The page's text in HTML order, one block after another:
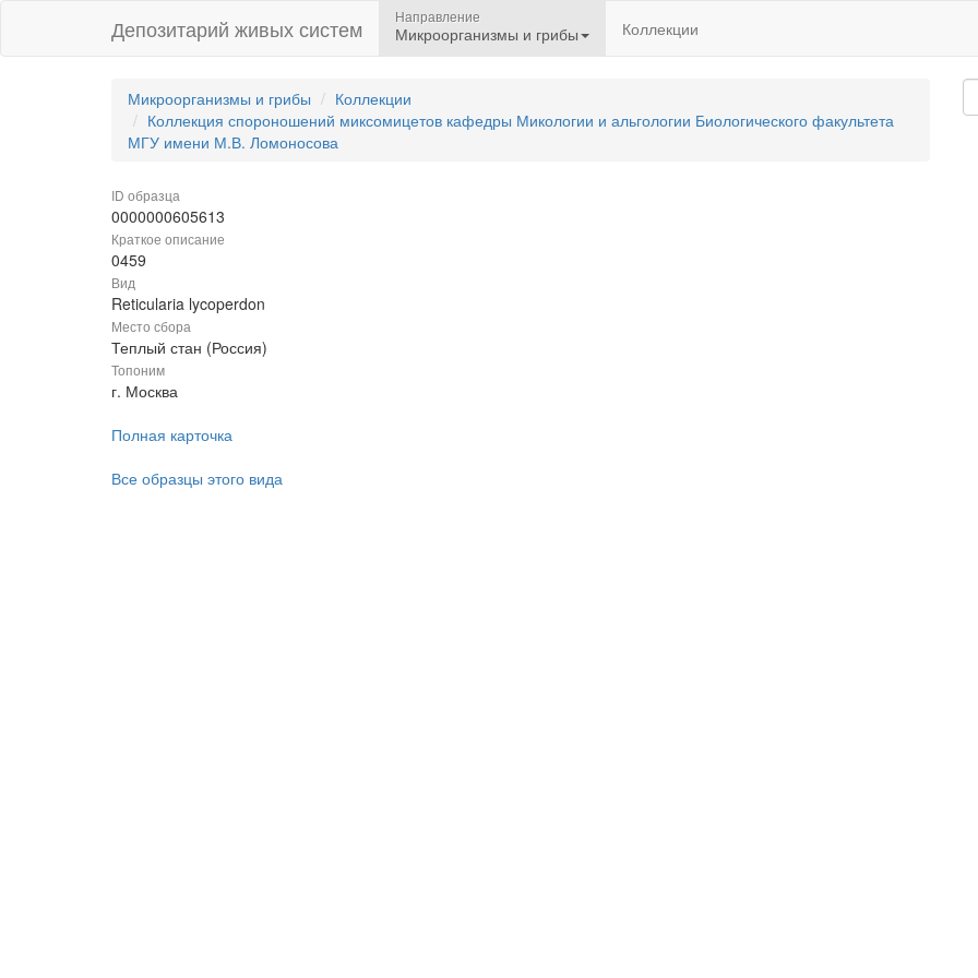
Депозитарий живых систем Направление
Микроорганизмы и грибы Коллекции
Микроорганизмы и грибы
Коллекции
Коллекция спороношений миксомицетов кафедры Микологии и альгологии Биологического факультета
МГУ имени М.В. Ломоносова
ID образца
0000000605613
Краткое описание
0459
Вид
Reticularia lycoperdon
Место сбора
Теплый стан (Россия)
Топоним
г. Москва
Полная карточка
Все образцы этого вида